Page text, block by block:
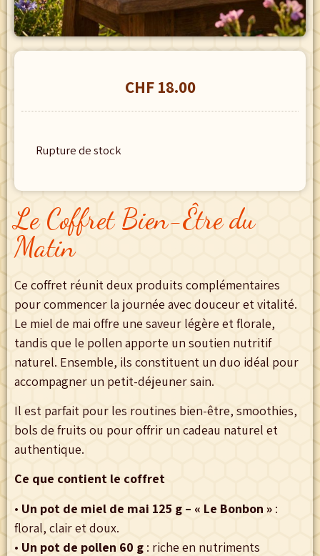
CHF18.00
Rupture de stock
Le Coffret Bien-Être du
Matin
Ce coffret réunit deux produits complémentaires
pour commencer la journée avec douceur et vitalité.
Le miel de mai offre une saveur légère et florale,
tandis que le pollen apporte un soutien nutritif
naturel. Ensemble, ils constituent un duo idéal pour
accompagner un petit-déjeuner sain.
Il est parfait pour les routines bien-être, smoothies,
bols de fruits ou pour offrir un cadeau naturel et
authentique.
Ce que contient le coffret
• Un pot de miel de mai 125 g – « Le Bonbon » :
floral, clair et doux.
• Un pot de pollen 60 g : riche en nutriments